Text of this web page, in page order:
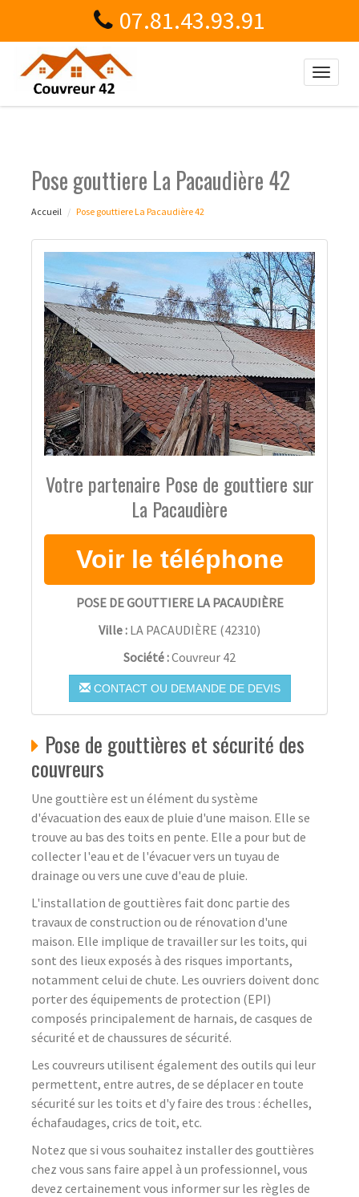
07.81.43.93.91
Toggle
Pose gouttiere La Pacaudière 42
Accueil Pose gouttiere La Pacaudière 42
Votre partenaire Pose de gouttiere sur
La Pacaudière
POSE DE GOUTTIERE LA PACAUDIÈRE
Ville : LA PACAUDIÈRE (42310)
Société :Couvreur 42
CONTACT OU DEMANDE DE DEVIS
Pose de gouttières et sécurité des
couvreurs
Une gouttière est un élément du système
d'évacuation des eaux de pluie d'une maison. Elle se
trouve au bas des toits en pente. Elle a pour but de
collecter l'eau et de l'évacuer vers un tuyau de
drainage ou vers une cuve d'eau de pluie.
L'installation de gouttières fait donc partie des
travaux de construction ou de rénovation d'une
maison. Elle implique de travailler sur les toits, qui
sont des lieux exposés à des risques importants,
notamment celui de chute. Les ouvriers doivent donc
porter des équipements de protection (EPI)
composés principalement de harnais, de casques de
sécurité et de chaussures de sécurité.
Les couvreurs utilisent également des outils qui leur
permettent, entre autres, de se déplacer en toute
sécurité sur les toits et d'y faire des trous : échelles,
échafaudages, crics de toit, etc.
Notez que si vous souhaitez installer des gouttières
chez vous sans faire appel à un professionnel, vous
devez certainement vous informer sur les règles de